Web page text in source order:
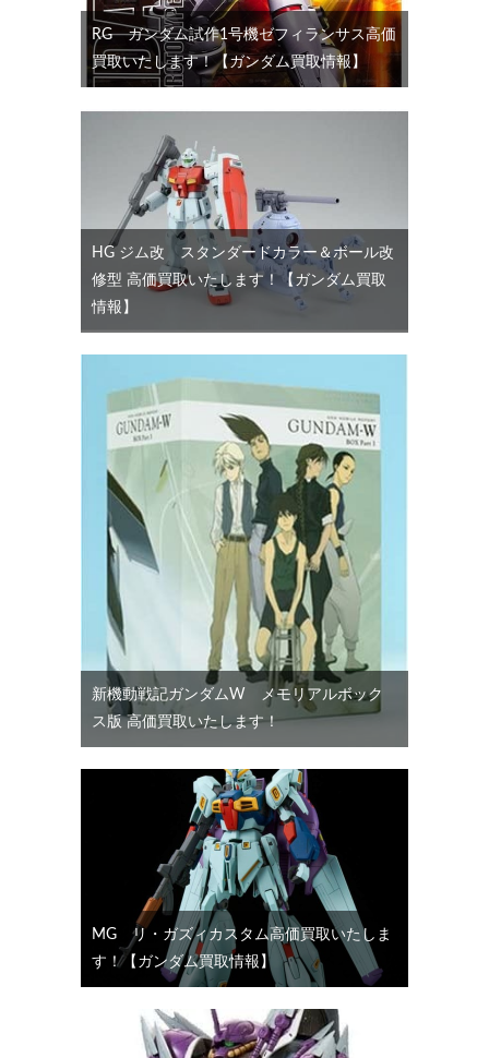
RG ガンダム試作1号機ゼフィランサス高価
買取いたします！【ガンダム買取情報】
HG ジム改 スタンダードカラー＆ボール改
修型 高価買取いたします！【ガンダム買取
情報】
新機動戦記ガンダムW メモリアルボック
ス版 高価買取いたします！
MG リ・ガズィカスタム高価買取いたしま
す！【ガンダム買取情報】